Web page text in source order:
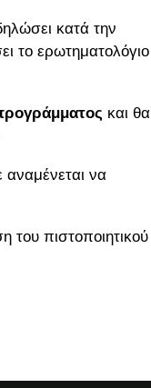
κατά την
το ερωτηματολόγιο
και θα
αναμένεται να
πιστοποιητικού